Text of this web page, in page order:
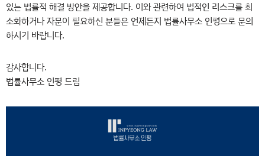
있는 법률적 해결 방안을 제공합니다. 이와 관련하여 법적인 리스크를 최
소화하거나 자문이 필요하신 분들은 언제든지 법률사무소 인평으로 문의
하시기 바랍니다.
감사합니다.
법률사무소 인평 드림